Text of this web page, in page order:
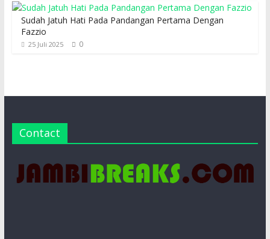
Sudah Jatuh Hati Pada Pandangan Pertama Dengan
Fazzio
25 Juli 2025 0
Contact